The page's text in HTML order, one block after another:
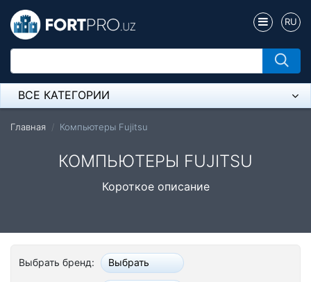
RU
ВСЕ КАТЕГОРИИ
Микрофон
Напольные розетки
Оборудование Mikrotik
Модемы ADSL, Wan/Lan Роутеры, Wi-Fi
Главная Компьютеры Fujitsu
КОМПЬЮТЕРЫ FUJITSU
Короткое описание
Выбрать бренд: Выбрать